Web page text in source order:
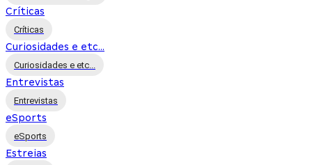
Críticas
Críticas
Curiosidades e etc...
Curiosidades e etc...
Entrevistas
Entrevistas
eSports
eSports
Estreias